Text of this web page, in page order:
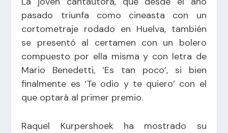
pasado triunfa como cineasta con un
cortometraje rodado en Huelva, también
se presentó al certamen con un bolero
compuesto por ella misma y con letra de
Mario Benedetti, ‘Es tan poco’, si bien
finalmente es ‘Te odio y te quiero’ con el
que optará al primer premio.
Raquel Kurpershoek ha mostrado su